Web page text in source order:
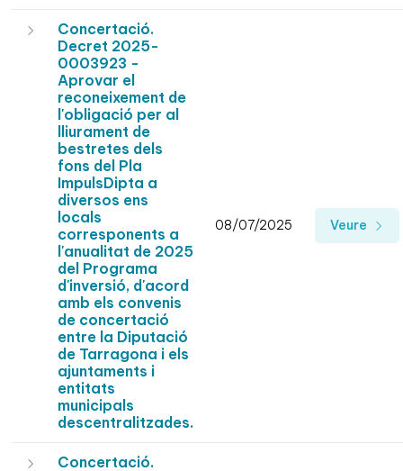
Concertació.
Decret 2025-
0003923 -
Aprovar el
reconeixement de
l'obligació per al
lliurament de
bestretes dels
fons del Pla
ImpulsDipta a
diversos ens
locals
corresponents a
l'anualitat de 2025
del Programa
d'inversió, d'acord
amb els convenis
de concertació
entre la Diputació
de Tarragona i els
ajuntaments i
entitats
municipals
descentralitzades.
08/07/2025 Veure
Concertació.